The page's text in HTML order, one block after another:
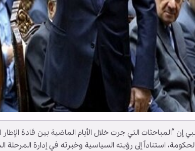
إن “المباحثات التي جرت خلال الأيام الماضية بين قادة
استناداً إلى رؤيته السياسية وخبرته في إدارة